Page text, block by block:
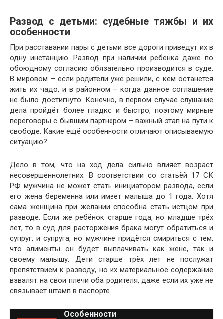
Развод с детьми: судебные тяжбы и их
особенности
При расставании пары с детьми все дороги приведут их в
одну инстанцию. Развод при наличии ребёнка даже по
обоюдному согласию обязательно производится в суде.
В мировом – если родители уже решили, с кем останется
жить их чадо, и в районном – когда данное соглашение
не было достигнуто. Конечно, в первом случае слушание
дела пройдёт более гладко и быстро, поэтому мирные
переговоры с бывшим партнёром – важный этап на пути к
свободе. Какие ещё особенности отличают описываемую
ситуацию?
Дело в том, что на ход дела сильно влияет возраст
несовершеннолетних. В соответствии со статьёй 17 СК
РФ мужчина не может стать инициатором развода, если
его жена беременна или имеет малыша до 1 года. Хотя
сама женщина при желании способна стать истцом при
разводе. Если же ребёнок старше года, но младше трёх
лет, то в суд для расторжения брака могут обратиться и
супруг, и супруга, но мужчине придётся смириться с тем,
что алименты он будет выплачивать как жене, так и
своему малышу. Дети старше трёх лет не послужат
препятствием к разводу, но их материальное содержание
взвалят на свои плечи оба родителя, даже если их уже не
связывает штамп в паспорте.
Особенности